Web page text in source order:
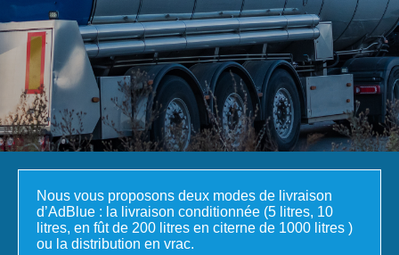
Nous vous proposons deux modes de livraison
d’AdBlue : la livraison conditionnée (5 litres, 10
litres, en fût de 200 litres en citerne de 1000 litres )
ou la distribution en vrac.